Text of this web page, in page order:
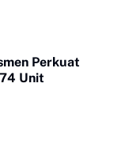
Perkuat
Unit